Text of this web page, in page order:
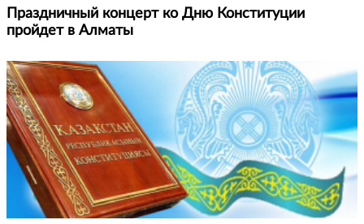
Праздничный концерт ко Дню Конституции
пройдет в Алматы